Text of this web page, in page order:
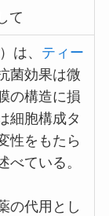
て
は、 ティー
菌効果は微
の構造に損
細胞構成タ
性をもたら
べている。
の代用とし